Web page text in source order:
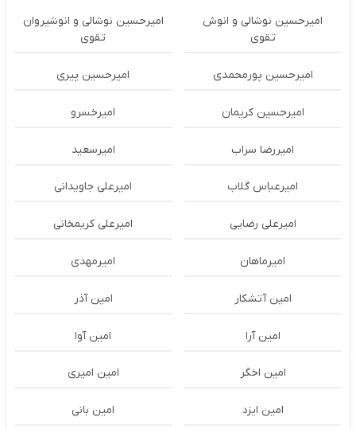
امیرحسین نوشالی و انوش
تقوی
امیرحسین نوشالی و انوشیروان
تقوی
امیرحسین پورمحمدی امیرحسین پیری
امیرحسین کریمان امیرخسرو
امیررضا سراب امیرسعید
امیرعباس گلاب امیرعلی جاویدانی
امیرعلی رضایی امیرعلی کریمخانی
امیرماهان امیرمهدی
امین آتشکار امین آذر
امین آرا امین آوا
امین اخگر امین امیری
امین ایزد امین بانی